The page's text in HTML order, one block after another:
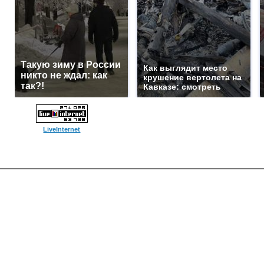
Такую зиму в России
никто не ждал: как
так?!
Как выглядит место
крушение вертолета на
Кавказе: смотреть
LiveInternet